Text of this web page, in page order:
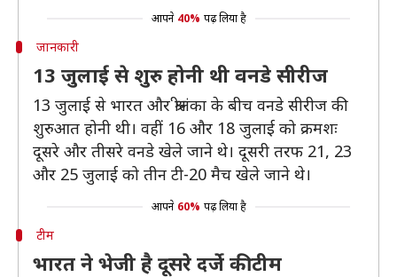
आपने 40% पढ़ लिया है
जानकारी
13 जुलाई से शुरु होनी थी वनडे सीरीज
13 जुलाई से भारत और श्रीलंका के बीच वनडे सीरीज की
शुरुआत होनी थी। वहीं 16 और 18 जुलाई को क्रमशः
दूसरे और तीसरे वनडे खेले जाने थे। दूसरी तरफ 21, 23
और 25 जुलाई को तीन टी-20 मैच खेले जाने थे।
आपने 60% पढ़ लिया है
टीम
भारत ने भेजी है दूसरे दर्जे की टीम